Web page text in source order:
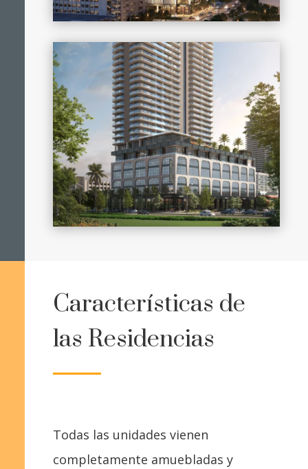
Características de
las Residencias
Todas las unidades vienen
completamente amuebladas y